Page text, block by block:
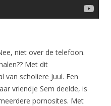
niet over de telefoon.
Met dit
scholiere Juul. Een
vriendje Sem deelde, is
pornosites. Met